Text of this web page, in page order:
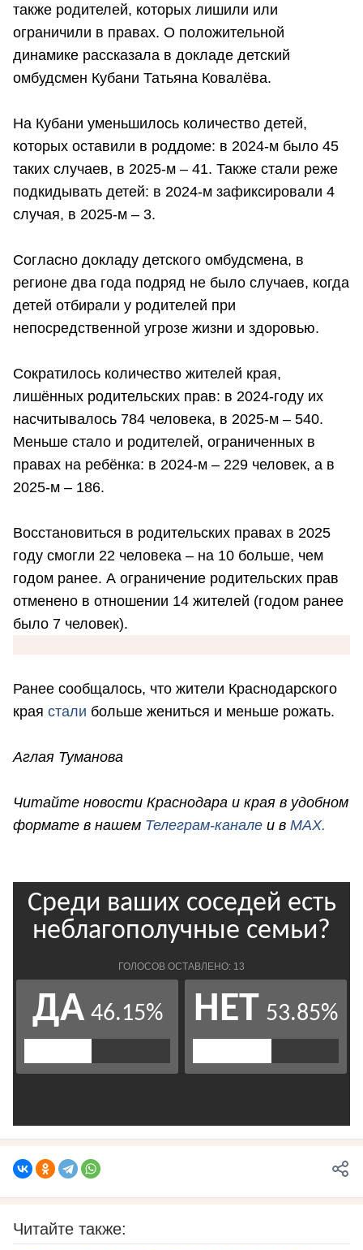
также родителей, которых лишили или
ограничили в правах. О положительной
динамике рассказала в докладе детский
омбудсмен Кубани Татьяна Ковалёва.
На Кубани уменьшилось количество детей,
которых оставили в роддоме: в 2024-м было 45
таких случаев, в 2025-м – 41. Также стали реже
подкидывать детей: в 2024-м зафиксировали 4
случая, в 2025-м – 3.
Согласно докладу детского омбудсмена, в
регионе два года подряд не было случаев, когда
детей отбирали у родителей при
непосредственной угрозе жизни и здоровью.
Сократилось количество жителей края,
лишённых родительских прав: в 2024-году их
насчитывалось 784 человека, в 2025-м – 540.
Меньше стало и родителей, ограниченных в
правах на ребёнка: в 2024-м – 229 человек, а в
2025-м – 186.
Восстановиться в родительских правах в 2025
году смогли 22 человека – на 10 больше, чем
годом ранее. А ограничение родительских прав
отменено в отношении 14 жителей (годом ранее
было 7 человек).
Ранее сообщалось, что жители Краснодарского
края стали больше жениться и меньше рожать.
Аглая Туманова
Читайте новости Краснодара и края в удобном
формате в нашем Телеграм-канале и в MAX.
Читайте также: